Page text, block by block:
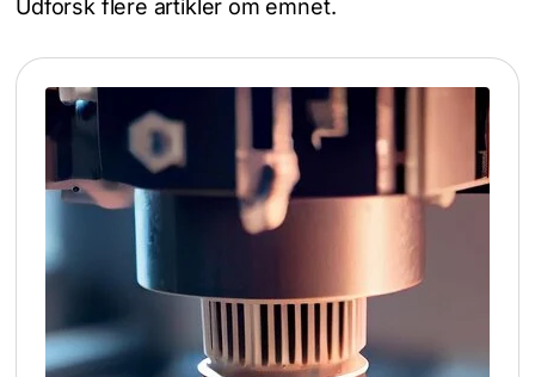
Udforsk flere artikler om emnet.